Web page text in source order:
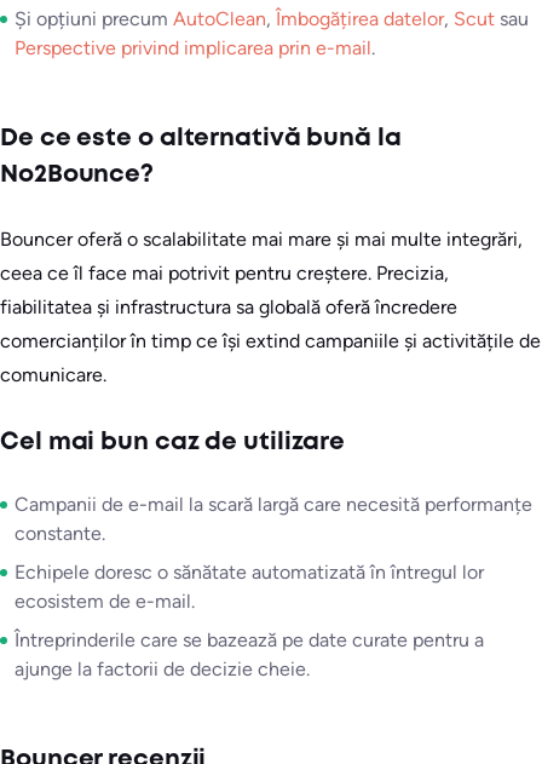
Și opțiuni precum AutoClean, Îmbogățirea datelor, Scut sau
Perspective privind implicarea prin e-mail.
De ce este o alternativă bună la
No2Bounce?
Bouncer oferă o scalabilitate mai mare și mai multe integrări,
ceea ce îl face mai potrivit pentru creștere. Precizia,
fiabilitatea și infrastructura sa globală oferă încredere
comercianților în timp ce își extind campaniile și activitățile de
comunicare.
Cel mai bun caz de utilizare
Campanii de e-mail la scară largă care necesită performanțe
constante.
Echipele doresc o sănătate automatizată în întregul lor
ecosistem de e-mail.
Întreprinderile care se bazează pe date curate pentru a
ajunge la factorii de decizie cheie.